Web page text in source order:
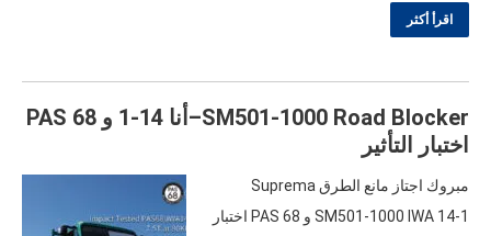
اقرأ أكثر
SM501-1000 Road Blocker
–أنا 14-1 و PAS 68
اختبار التأثير
مبروك اجتاز مانع الطرق Suprema
SM501-1000 IWA 14-1 و PAS 68 اختبار